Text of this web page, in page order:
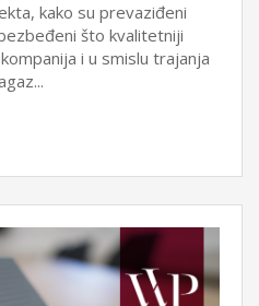
kako su prevaziđeni
što kvalitetniji
i u smislu trajanja